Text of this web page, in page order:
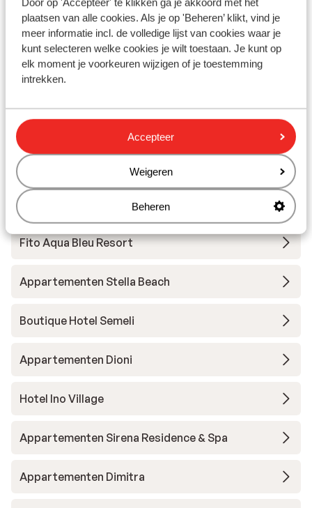
plaatsen van alle cookies. Als je op 'Beheren’ klikt, vind je
meer informatie incl. de volledige lijst van cookies waar je
kunt selecteren welke cookies je wilt toestaan. Je kunt op
elk moment je voorkeuren wijzigen of je toestemming
intrekken.
Accepteer
Weigeren
Beheren
Winkels: 100 m
(Mini)supermarkt: 100 m
Restaurant: 100 m
Appartementen Le Jardin
Appartementen Aiolos
Fito Aqua Bleu Resort
Appartementen Stella Beach
Boutique Hotel Semeli
Appartementen Dioni
Hotel Ino Village
Appartementen Sirena Residence & Spa
Appartementen Dimitra